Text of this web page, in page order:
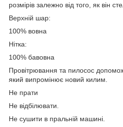
розмірів залежно від того, як він
Верхній шар:
100% вовна
Нітка:
100% бавовна
Провітрювання та пилосос
який випромінює новий килим.
Не прати
Не відбілювати.
Не сушити в пральній машині.